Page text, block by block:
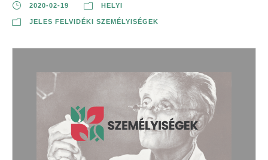
2020-02-19 HELYI
JELES FELVIDÉKI SZEMÉLYISÉGEK